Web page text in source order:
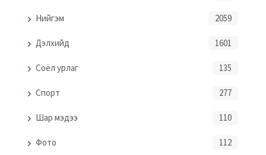
Нийгэм 2059
Дэлхийд 1601
Соёл урлаг 135
Спорт 277
Шар мэдээ 110
Фото 112